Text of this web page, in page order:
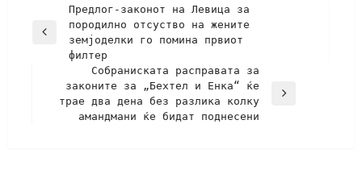
Предлог-законот на Левица за
породилно отсуство на жените
земјоделки го помина првиот
филтер
Собраниската расправата за
законите за „Бехтел и Енка“ ќе
трае два дена без разлика колку
амандмани ќе бидат поднесени